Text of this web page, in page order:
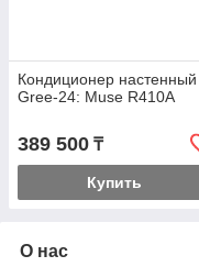
Кондиционер настенный
Gree-24: Muse R410A
389 500 ₸
Купить
О нас